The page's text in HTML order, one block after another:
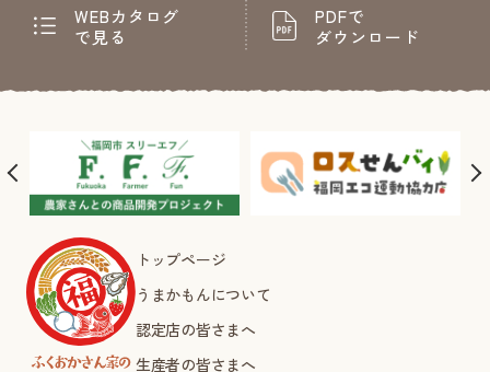
WEBカタログ
で見る
PDFで
ダウンロード
トップページ
うまかもんについて
認定店の皆さまへ
生産者の皆さまへ